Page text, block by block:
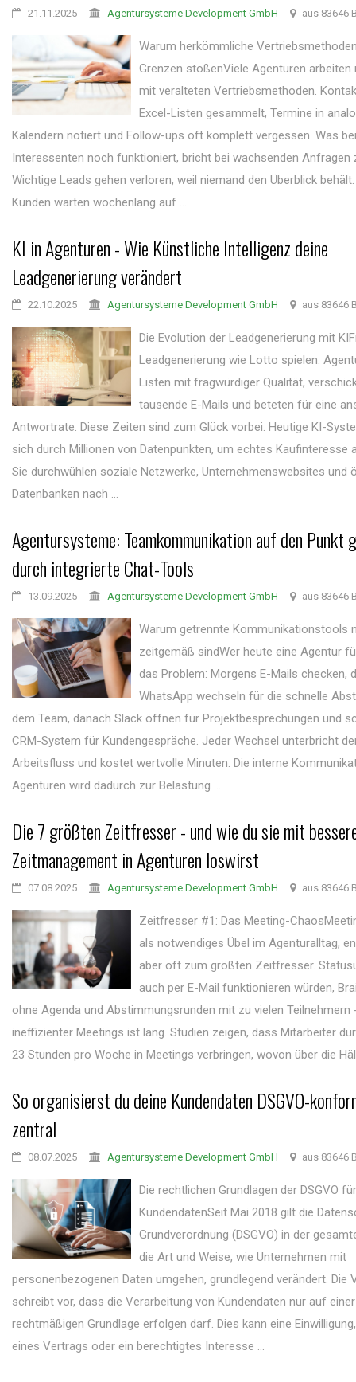
21.11.2025 Agentursysteme Development GmbH aus 83646
Warum herkömmliche
Grenzen stoßenViele Agenturen
mit veralteten Vertriebsmethoden.
Excel-Listen gesammelt, Termine in
Kalendern notiert und Follow-ups oft komplett vergessen. Was
Interessenten noch funktioniert, bricht bei wachsenden Anfragen
Wichtige Leads gehen verloren, weil niemand den Überblick
Kunden warten wochenlang auf ...
KI in Agenturen - Wie Künstliche Intelligenz deine
Leadgenerierung verändert
22.10.2025 Agentursysteme Development GmbH aus 83646
Die Evolution der Leadgenerierung mit
Leadgenerierung wie Lotto spielen.
Listen mit fragwürdiger Qualität,
tausende E-Mails und beteten für eine
Antwortrate. Diese Zeiten sind zum Glück vorbei. Heutige KI-
sich durch Millionen von Datenpunkten, um echtes Kaufinteresse
Sie durchwühlen soziale Netzwerke, Unternehmenswebsites und
Datenbanken nach ...
Agentursysteme: Teamkommunikation auf den Punkt
durch integrierte Chat-Tools
13.09.2025 Agentursysteme Development GmbH aus 83646
Warum getrennte Kommunikationstools
zeitgemäß sindWer heute eine Agentur
das Problem: Morgens E-Mails checken,
WhatsApp wechseln für die schnelle
dem Team, danach Slack öffnen für Projektbesprechungen und
CRM-System für Kundengespräche. Jeder Wechsel unterbricht
Arbeitsfluss und kostet wertvolle Minuten. Die interne
Agenturen wird dadurch zur Belastung ...
Die 7 größten Zeitfresser - und wie du sie mit
Zeitmanagement in Agenturen loswirst
07.08.2025 Agentursysteme Development GmbH aus 83646
Zeitfresser #1: Das Meeting-
als notwendiges Übel im Agenturalltag,
aber oft zum größten Zeitfresser.
auch per E-Mail funktionieren würden,
ohne Agenda und Abstimmungsrunden mit zu vielen Teilnehmern
ineffizienter Meetings ist lang. Studien zeigen, dass Mitarbeiter
23 Stunden pro Woche in Meetings verbringen, wovon über die
So organisierst du deine Kundendaten DSGVO-
zentral
08.07.2025 Agentursysteme Development GmbH aus 83646
Die rechtlichen Grundlagen der DSGVO
KundendatenSeit Mai 2018 gilt die
Grundverordnung (DSGVO) in der
die Art und Weise, wie Unternehmen mit
personenbezogenen Daten umgehen, grundlegend verändert. Die
schreibt vor, dass die Verarbeitung von Kundendaten nur auf einer
rechtmäßigen Grundlage erfolgen darf. Dies kann eine
eines Vertrags oder ein berechtigtes Interesse ...